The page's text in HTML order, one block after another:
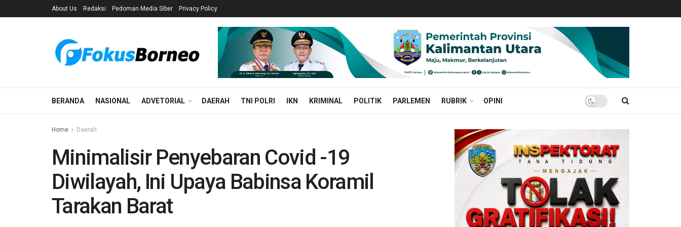
About Us Redaksi Pedoman Media Siber Privacy Policy
BERANDA NASIONAL ADVETORIAL DAERAH TNI POLRI IKN KRIMINAL POLITIK PARLEMEN RUBRIK OPINI
Home Daerah
Minimalisir Penyebaran Covid -19
Diwilayah, Ini Upaya Babinsa Koramil
Tarakan Barat